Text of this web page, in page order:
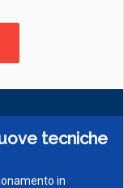
tecniche
in